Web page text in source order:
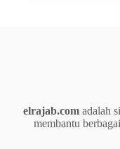
elrajab.com adalah
membantu